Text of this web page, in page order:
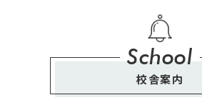
School
校舎案内